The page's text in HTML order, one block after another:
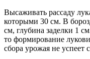
Высаживать рассаду
которыми 30 см. В
см, глубина заделки 1
то формирование
сбора урожая не успеет